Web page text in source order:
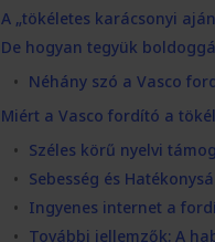
A „tökéletes karácsonyi
De hogyan tegyük
Néhány szó a Vasco
Miért a Vasco fordító a
Széles körű nyelvi
Sebesség és
Ingyenes internet a
További jellemzők: A